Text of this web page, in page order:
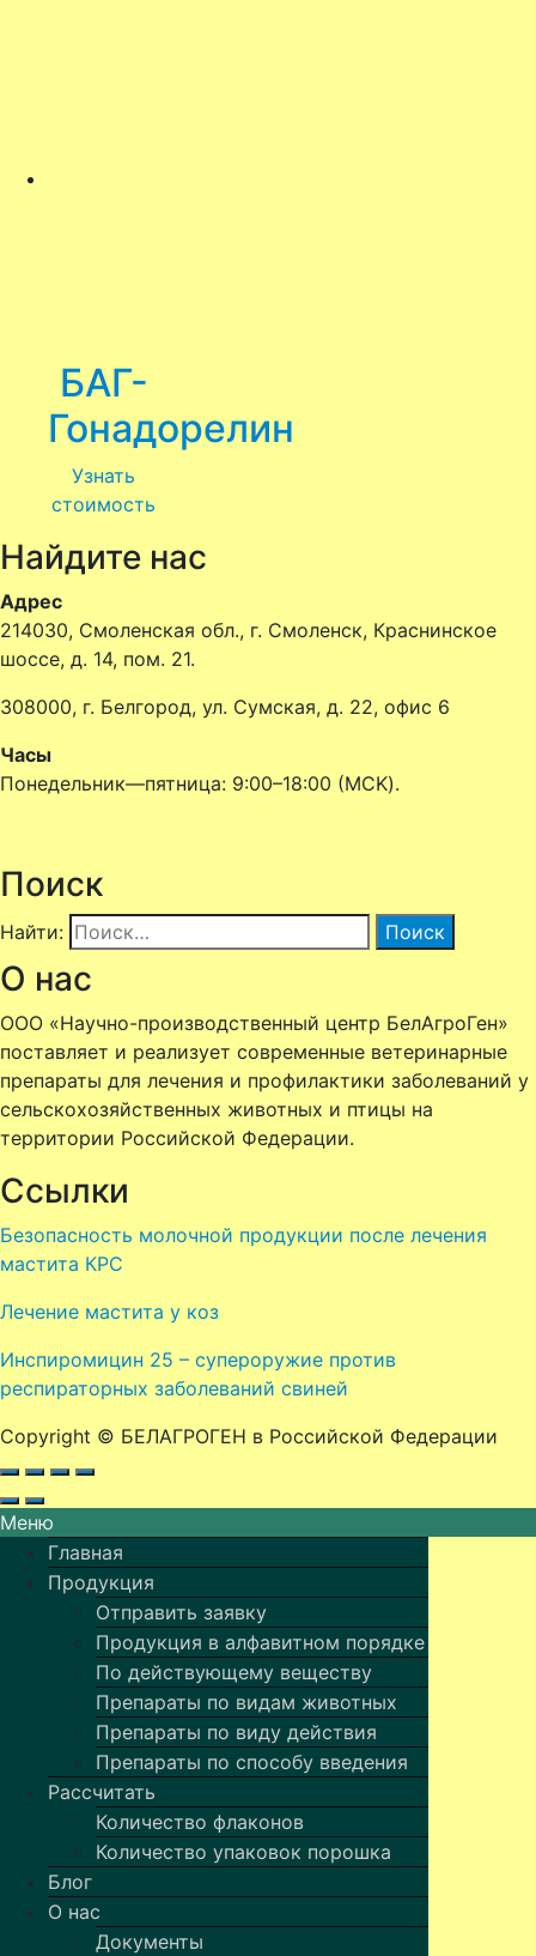
БАГ-
Гонадорелин
Узнать
стоимость
Найдите нас
Адрес
214030, Смоленская обл., г. Смоленск, Краснинское
шоссе, д. 14, пом. 21.
308000, г. Белгород, ул. Сумская, д. 22, офис 6
Часы
Понедельник—пятница: 9:00–18:00 (MCK).
Поиск
Найти:
О нас
ООО «Научно-производственный центр БелАгроГен»
поставляет и реализует современные ветеринарные
препараты для лечения и профилактики заболеваний у
сельскохозяйственных животных и птицы на
территории Российской Федерации.
Ссылки
Безопасность молочной продукции после лечения
мастита КРС
Лечение мастита у коз
Инспиромицин 25 – супероружие против
респираторных заболеваний свиней
Copyright © БЕЛАГРОГЕН в Российской Федерации
Меню
Главная
Продукция
Отправить заявку
Продукция в алфавитном порядке
По действующему веществу
Препараты по видам животных
Препараты по виду действия
Препараты по способу введения
Рассчитать
Количество флаконов
Количество упаковок порошка
Блог
О нас
Документы